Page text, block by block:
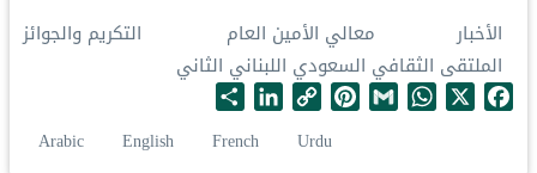
الأخبار
معالي الأمين العام
التكريم والجوائز
الملتقى الثقافي السعودي اللبناني الثاني
F
X
W
G
P
n
C
L
n
a
Arabic English French Urdu